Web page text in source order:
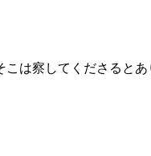
は察してくださるとあ